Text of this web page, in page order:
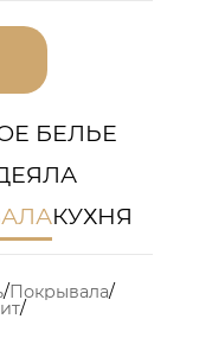
БЕЛЬЕ
КУХНЯ
Покрывала